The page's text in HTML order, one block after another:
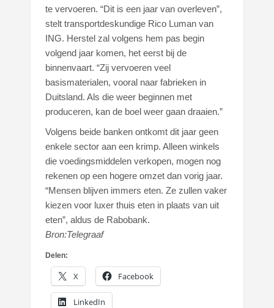
te vervoeren. “Dit is een jaar van overleven”,
stelt transportdeskundige Rico Luman van
ING. Herstel zal volgens hem pas begin
volgend jaar komen, het eerst bij de
binnenvaart. “Zij vervoeren veel
basismaterialen, vooral naar fabrieken in
Duitsland. Als die weer beginnen met
produceren, kan de boel weer gaan draaien.”
Volgens beide banken ontkomt dit jaar geen
enkele sector aan een krimp. Alleen winkels
die voedingsmiddelen verkopen, mogen nog
rekenen op een hogere omzet dan vorig jaar.
“Mensen blijven immers eten. Ze zullen vaker
kiezen voor luxer thuis eten in plaats van uit
eten”, aldus de Rabobank.
Bron:Telegraaf
Delen:
X Facebook
LinkedIn